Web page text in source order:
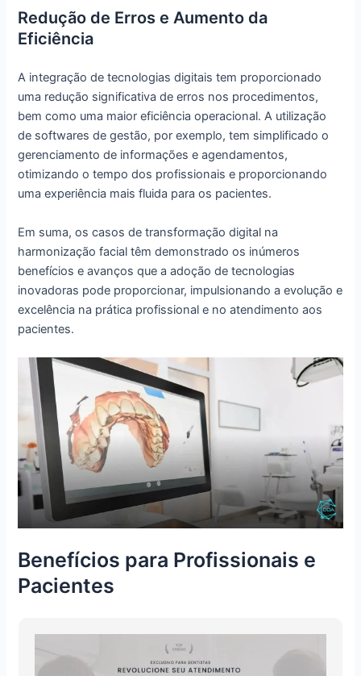
Redução de Erros e Aumento da
Eficiência
A integração de tecnologias digitais tem proporcionado
uma redução significativa de erros nos procedimentos,
bem como uma maior eficiência operacional. A utilização
de softwares de gestão, por exemplo, tem simplificado o
gerenciamento de informações e agendamentos,
otimizando o tempo dos profissionais e proporcionando
uma experiência mais fluida para os pacientes.
Em suma, os casos de transformação digital na
harmonização facial têm demonstrado os inúmeros
benefícios e avanços que a adoção de tecnologias
inovadoras pode proporcionar, impulsionando a evolução e
excelência na prática profissional e no atendimento aos
pacientes.
Benefícios para Profissionais e
Pacientes